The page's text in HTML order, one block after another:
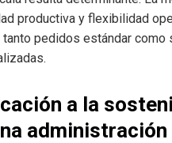
productiva y flexibilidad
tanto pedidos estándar como
a la
administración